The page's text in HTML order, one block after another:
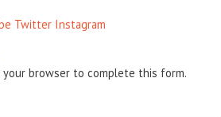
Twitter Instagram
your browser to complete this form.